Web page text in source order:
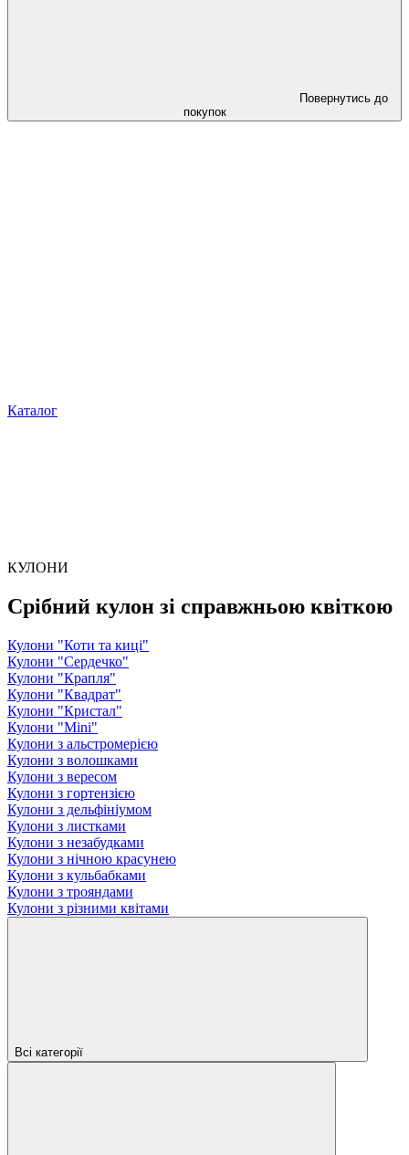
Повернутись до
покупок
Каталог
КУЛОНИ
Срібний кулон зі справжньою квіткою
Кулони "Коти та киці"
Кулони "Сердечко"
Кулони "Крапля"
Кулони "Квадрат"
Кулони "Кристал"
Кулони "Mini"
Кулони з альстромерією
Кулони з волошками
Кулони з вересом
Кулони з гортензією
Кулони з дельфініумом
Кулони з листками
Кулони з незабудками
Кулони з нічною красунею
Кулони з кульбабками
Кулони з трояндами
Кулони з різними квітами
Всі категорії